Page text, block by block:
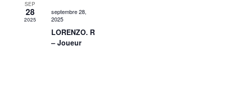
SEP
28
2025
septembre 28,
2025
LORENZO. R
– Joueur